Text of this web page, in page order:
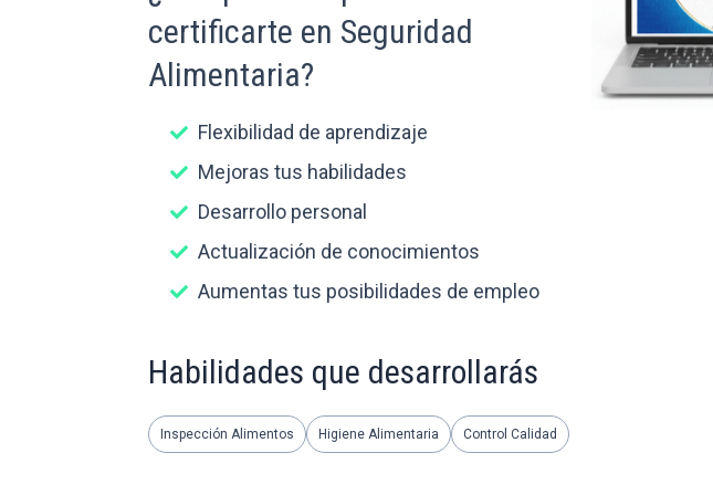
certificarte en Seguridad
Alimentaria?
Flexibilidad de aprendizaje
Mejoras tus habilidades
Desarrollo personal
Actualización de conocimientos
Aumentas tus posibilidades de empleo
Habilidades que desarrollarás
Inspección Alimentos Higiene Alimentaria Control Calidad